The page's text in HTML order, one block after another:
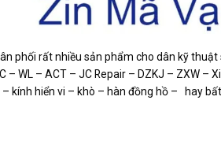
phối rất nhiều sản phẩm cho dân kỹ
– WL – ACT – JC Repair – DZKJ – ZXW
kính hiển vi – khò – hàn đồng hồ – hay